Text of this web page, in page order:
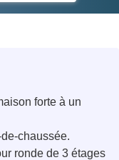
forte à un
chaussée.
ronde de 3 étages